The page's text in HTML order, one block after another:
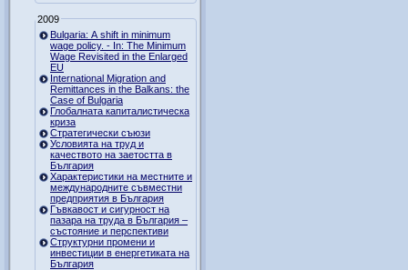
2009
Bulgaria: A shift in minimum
wage policy. - In: The Minimum
Wage Revisited in the Enlarged
EU
International Migration and
Remittances in the Balkans: the
Case of Bulgaria
Глобалната капиталистическа
криза
Стратегически съюзи
Условията на труд и
качеството на заетостта в
България
Характеристики на местните и
международните съвместни
предприятия в България
Гъвкавост и сигурност на
пазара на труда в България –
състояние и перспективи
Структурни промени и
инвестиции в енергетиката на
България